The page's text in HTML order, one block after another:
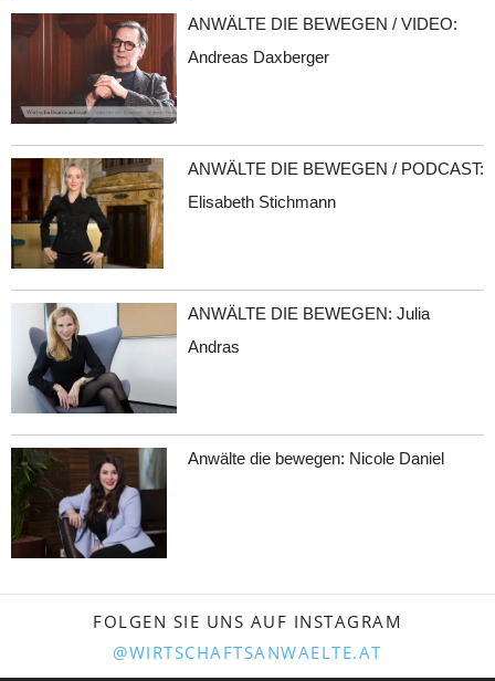
ANWÄLTE DIE BEWEGEN / VIDEO:
Andreas Daxberger
ANWÄLTE DIE BEWEGEN / PODCAST:
Elisabeth Stichmann
ANWÄLTE DIE BEWEGEN: Julia
Andras
Anwälte die bewegen: Nicole Daniel
FOLGEN SIE UNS AUF INSTAGRAM
@WIRTSCHAFTSANWAELTE.AT